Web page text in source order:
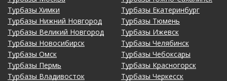
Турбазы Химки
Турбазы Нижний Новгород
Турбазы Великий Новгород
Турбазы Новосибирск
Турбазы Омск
Турбазы Пермь
Турбазы Владивосток
Турбазы Екатеринбург
Турбазы Тюмень
Турбазы Ижевск
Турбазы Челябинск
Турбазы Чебоксары
Турбазы Красногорск
Турбазы Черкесск